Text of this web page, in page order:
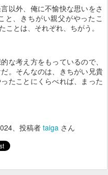
以外、俺に不愉快な思いをさ
と、きちがい親父がやったこ
ことは、それぞれ、ちがう。
な考え方をもっているので、
。そんなのは、きちがい兄貴
たことにくらべれば、まった
、投稿者 taigaさん